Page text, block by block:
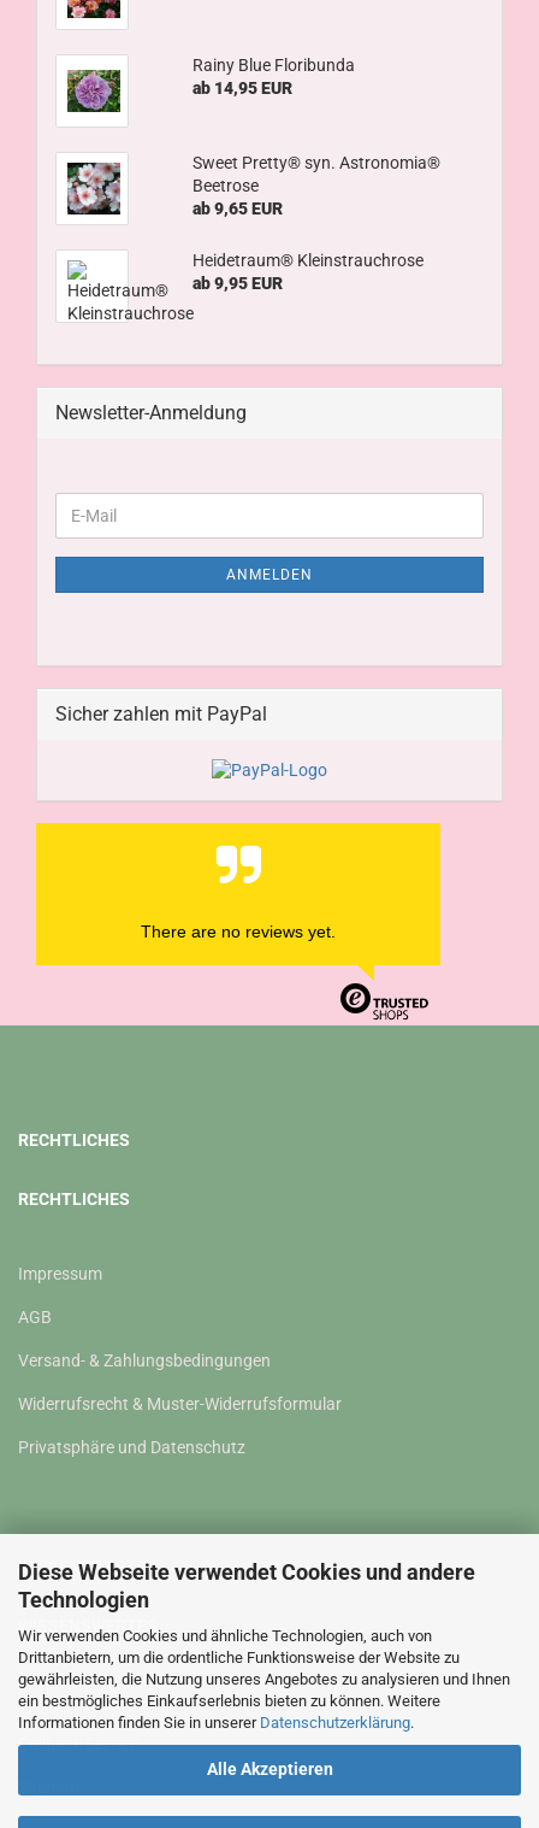
Diese Webseite verwendet Cookies und andere
Technologien
Wir verwenden Cookies und ähnliche Technologien, auch von
Drittanbietern, um die ordentliche Funktionsweise der Website zu
gewährleisten, die Nutzung unseres Angebotes zu analysieren und Ihnen
ein bestmögliches Einkaufserlebnis bieten zu können. Weitere
Informationen finden Sie in unserer Datenschutzerklärung.
Alle Akzeptieren
Rainy Blue Floribunda
ab 14,95 EUR
Sweet Pretty® syn. Astronomia®
Beetrose
ab 9,65 EUR
Heidetraum® Kleinstrauchrose
ab 9,95 EUR
Newsletter-Anmeldung
ANMELDEN
Sicher zahlen mit PayPal
There are no reviews yet.
RECHTLICHES
RECHTLICHES
Impressum
AGB
Versand- & Zahlungsbedingungen
Widerrufsrecht & Muster-Widerrufsformular
Privatsphäre und Datenschutz
WISSENSWERTES
WISSENSWERTES
Kontakt
Callback Service